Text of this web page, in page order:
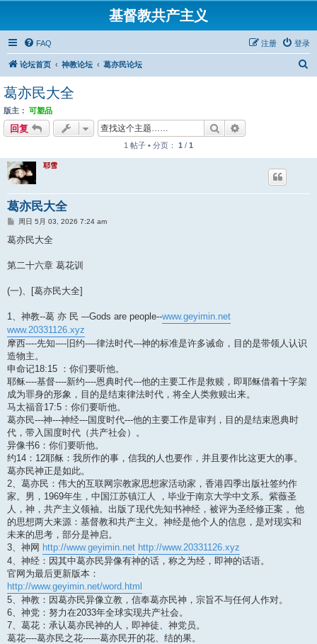
基督教共产主义
FAQ 登录
注册
论坛首页 神教论坛 葛亦民论坛
葛亦民大全
版主： 可塑品
回复 搜索
1 帖子 • 分页： 1 / 1
耶雪
葛亦民大全
帖周日 5月 03, 2026 7:24 am
葛亦民大全
第二十六章 葛花训
(一)、[葛亦民大全]
1、神教--葛 亦 民 –-Gods are people--www.geyimin.net
www.20331126.xyz
摩西----先知----旧约----律法时代---神的标准是许多诫命，目的是带领人认识
造物主。
申命记18:15 ：你们要听他。
耶稣----基督----新约----恩典时代---他的主要工作是救赎，即耶稣借着十字架
成为罪身的形象，目的是结束律法时代，将全人类救赎出来。
马太福音17:5：你们要听他。
葛亦民---神---神经---国度时代---他的主要工作是审判，目的是结束恩典时
代，带入国度时代（共产社会）。
异像书6：你们要听他。
约14：12耶稣：我所作的事，信我的人也要作，并且要作比这更大的事。
葛亦民神正是如此。
2、葛亦民：伟大的互联网宗教家思想家活动家，香港四季出版社签约作
家。男，1969年生，中国江苏镇江人 ，毕业于南京大学中文系。紫薇圣
人，神，共产主义领袖。出版了现代先知书神经，被评为圣经修正案 。他
的思想两大来源：基督教和共产主义。神经是他个人的信息，是对现实和
未来的思考，部分是神启。
3、神网 http://www.geyimin.net http://www.20331126.xyz
4、神经：因其中葛亦民异像有神的话，称之为经，即神的话语。
官网为最后更新版本：
http://www.geyimin.net/word.html
5、神教：因葛亦民异像立教，信奉葛亦民神，宗旨不与任何人作对。
6、神党：努力在2033年全球实现共产社会。
7、葛花：承认葛亦民神的人，即神徒、神党员。
葛花----葛亦民之花------葛亦民开的花、结的果。